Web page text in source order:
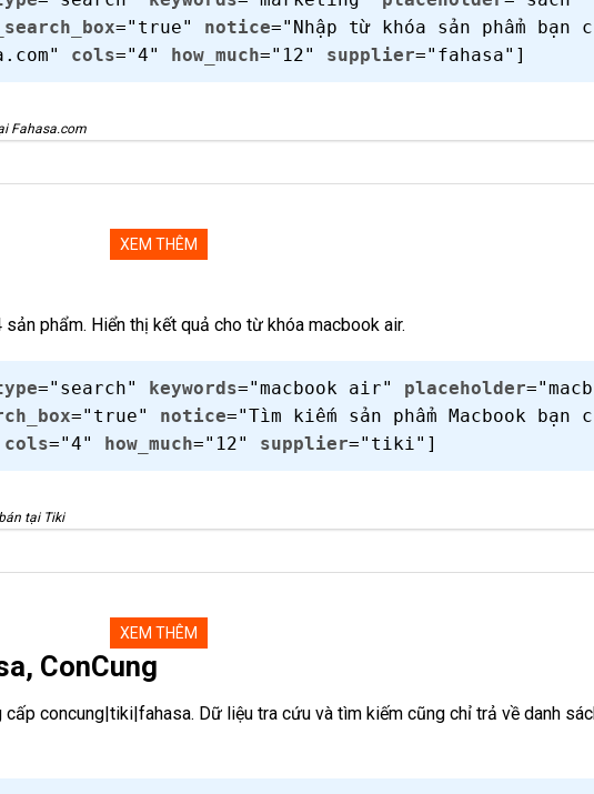
="true" notice="Nhập từ khóa sản phẩm bạn
cols="4" how_much="12" supplier="fahasa"]
Fahasa.com
XEM THÊM
phẩm. Hiển thị kết quả cho từ khóa macbook air.
="search" keywords="macbook air" placeholder
="true" notice="Tìm kiếm sản phẩm Macbook bạn
cols="4" how_much="12" supplier="tiki"]
tại Tiki
XEM THÊM
ConCung
concung|tiki|fahasa. Dữ liệu tra cứu và tìm kiếm cũng chỉ trả về danh